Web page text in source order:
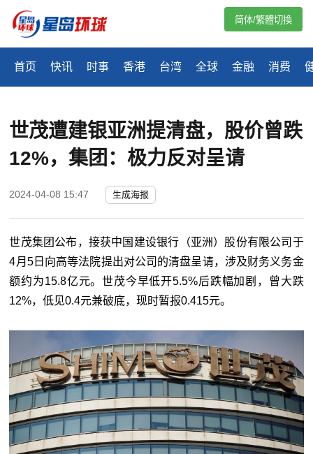
首页 快讯 时事 香港 台湾 全球 金融 消费
简体/繁體切換
世茂遭建银亚洲提清盘，股价曾跌
12%，集团：极力反对呈请
2024-04-08 15:47 生成海报
世茂集团公布，接获中国建设银行（亚洲）股份有限公司于
4月5日向高等法院提出对公司的清盘呈请，涉及财务义务金
额约为15.8亿元。世茂今早低开5.5%后跌幅加剧，曾大跌
12%，低见0.4元兼破底，现时暂报0.415元。